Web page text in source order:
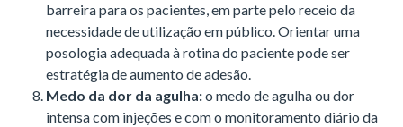
barreira para os pacientes, em parte pelo receio da
necessidade de utilização em público. Orientar uma
posologia adequada à rotina do paciente pode ser
estratégia de aumento de adesão.
Medo da dor da agulha:o medo de agulha ou dor
intensa com injeções e com o monitoramento diário da